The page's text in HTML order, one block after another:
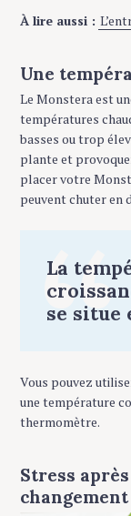
À lire aussi :
Une
Le Monstera est
températures
basses ou trop
plante et
placer votre
peuvent chuter en
La
se situe
Vous pouvez
une température
thermomètre.
Stress